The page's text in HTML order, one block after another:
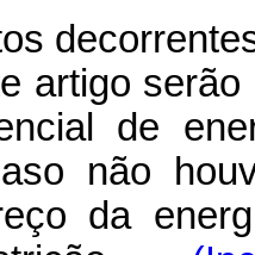
artigo
de
não
da